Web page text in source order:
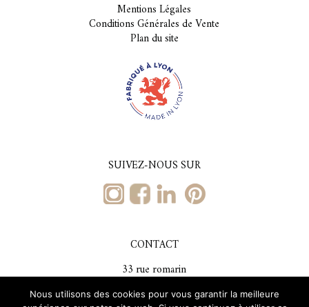
Mentions Légales
Conditions Générales de Vente
Plan du site
SUIVEZ-NOUS SUR
CONTACT
33 rue romarin
Tél. +33 (0)4 78 29 59 73
Nous utilisons des cookies pour vous garantir la meilleure